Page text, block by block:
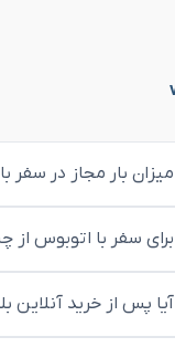
میزان بار مجاز در
برای سفر با اتوبوس از
آیا پس از خرید آنلاین